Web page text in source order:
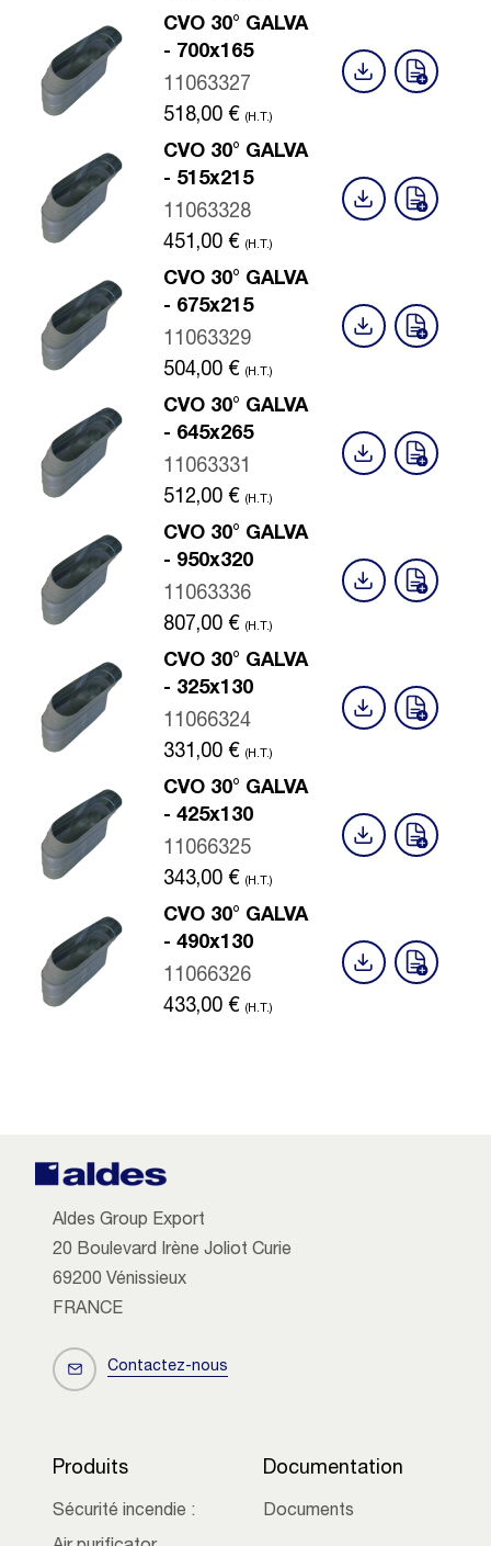
CVO 30° GALVA
- 700x165
11063327
518,00 € (H.T.)
CVO 30° GALVA
- 515x215
11063328
451,00 € (H.T.)
CVO 30° GALVA
- 675x215
11063329
504,00 € (H.T.)
CVO 30° GALVA
- 645x265
11063331
512,00 € (H.T.)
CVO 30° GALVA
- 950x320
11063336
807,00 € (H.T.)
CVO 30° GALVA
- 325x130
11066324
331,00 € (H.T.)
CVO 30° GALVA
- 425x130
11066325
343,00 € (H.T.)
CVO 30° GALVA
- 490x130
11066326
433,00 € (H.T.)
Aldes Group Export
20 Boulevard Irène Joliot Curie
69200 Vénissieux
FRANCE
Contactez-nous
Produits
Sécurité incendie :
Documentation
Documents